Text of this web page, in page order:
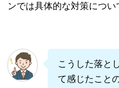
ンでは具体的な対策につい
こうした落と
て感じたこと